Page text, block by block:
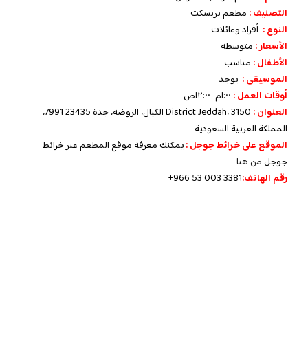
التصنيف : مطعم بريسكت
النوع : أفراد وعائلات
الأسعار : متوسطة
الأطفال : مناسب
الموسيقى : يوجد
أوقات العمل :
العنوان :
District Jeddah، 3150 الكيال، الروضة، جدة 23435 7991،
المملكة العربية السعودية
الموقع على خرائط جوجل :يمكنك معرفة موقع المطعم عبر خرائط
جوجل من هنا
رقم الهاتف:+966 53 003 3381